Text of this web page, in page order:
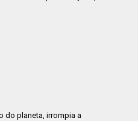
do planeta, irrompia a